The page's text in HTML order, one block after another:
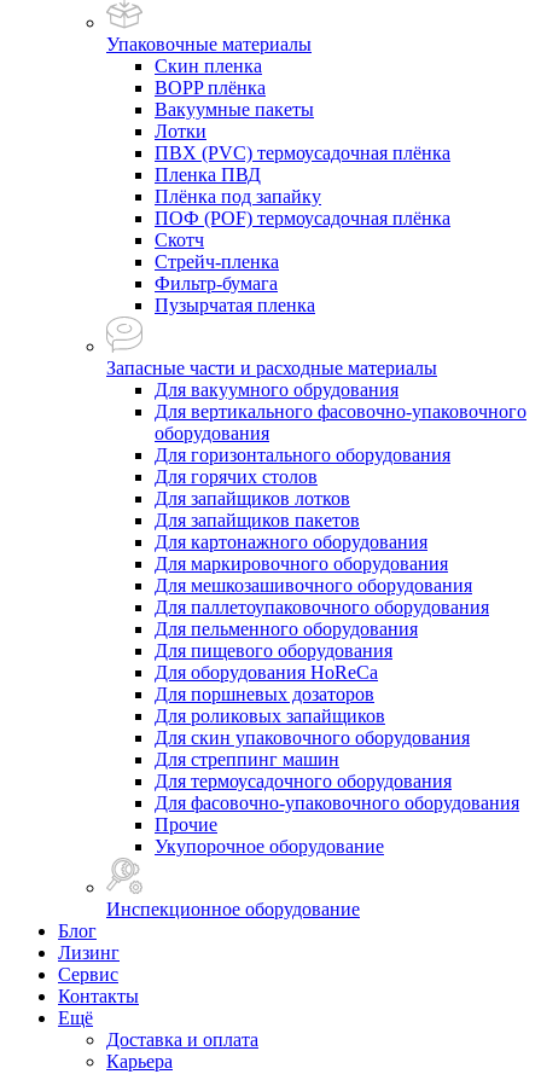
Упаковочные материалы
Скин пленка
BOPP плёнка
Вакуумные пакеты
Лотки
ПВХ (PVC) термоусадочная плёнка
Пленка ПВД
Плёнка под запайку
ПОФ (POF) термоусадочная плёнка
Скотч
Стрейч-пленка
Фильтр-бумага
Пузырчатая пленка
Запасные части и расходные материалы
Для вакуумного обрудования
Для вертикального фасовочно-упаковочного
оборудования
Для горизонтального оборудования
Для горячих столов
Для запайщиков лотков
Для запайщиков пакетов
Для картонажного оборудования
Для маркировочного оборудования
Для мешкозашивочного оборудования
Для паллетоупаковочного оборудования
Для пельменного оборудования
Для пищевого оборудования
Для оборудования HoReCa
Для поршневых дозаторов
Для роликовых запайщиков
Для скин упаковочного оборудования
Для стреппинг машин
Для термоусадочного оборудования
Для фасовочно-упаковочного оборудования
Прочие
Укупорочное оборудование
Инспекционное оборудование
Блог
Лизинг
Сервис
Контакты
Ещё
Доставка и оплата
Карьера